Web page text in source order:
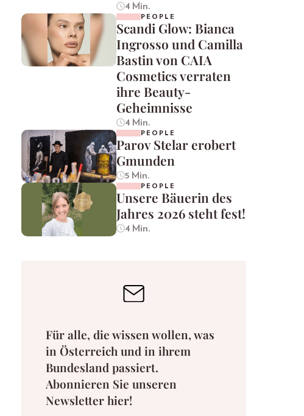
4 Min.
PEOPLE
Scandi Glow: Bianca
Ingrosso und Camilla
Bastin von CAIA
Cosmetics verraten
ihre Beauty-
Geheimnisse
4 Min.
PEOPLE
Parov Stelar erobert
Gmunden
5 Min.
PEOPLE
Unsere Bäuerin des
Jahres 2026 steht fest!
4 Min.
Für alle, die wissen wollen, was
in Österreich und in ihrem
Bundesland passiert.
Abonnieren Sie unseren
Newsletter hier!